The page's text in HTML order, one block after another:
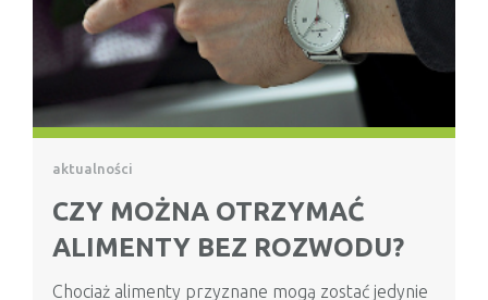
aktualności
CZY MOŻNA OTRZYMAĆ
ALIMENTY BEZ ROZWODU?
Chociaż alimenty przyznane mogą zostać jedynie